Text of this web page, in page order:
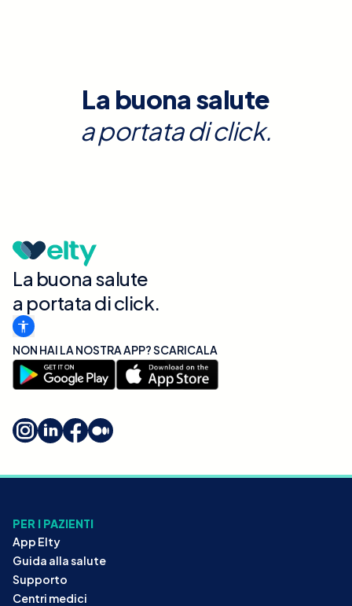
La buona salute
a portata di click.
La buona salute
a portata di click.
NON HAI LA NOSTRA APP? SCARICALA
PER I PAZIENTI
App Elty
Guida alla salute
Supporto
Centri medici